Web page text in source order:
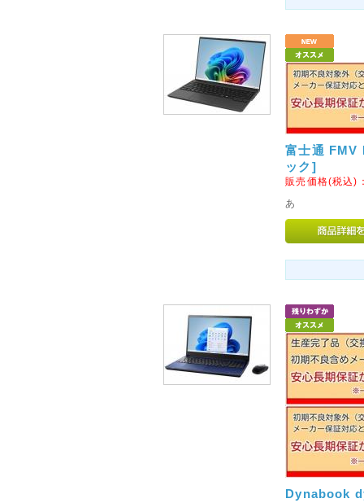
2016年01月29日
<重要>Surface Pro を対象
交換について
Microsoft Surface Pro AC 電源
質問の答えが記載されており
交換対象品である場合は、無
き、お手続きくださいませ。
<重要>Windows XP のサポ
Windows XP のサポートとセ
2014年4月8日(米国時間)以降
キュリティ上、危険な状態にな
最新環境への移行をご検討くだ
2016年03月11日
◇東日本大震災から5年と
東日本大震災から5年が経過い
方々のご冥福をお祈りすると
りお見舞い申し上げます。
富士通 FMV
ック]
販売価格(税込)
あ
Dynabook